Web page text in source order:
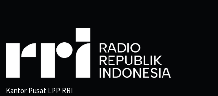
Kantor Pusat LPP RRI